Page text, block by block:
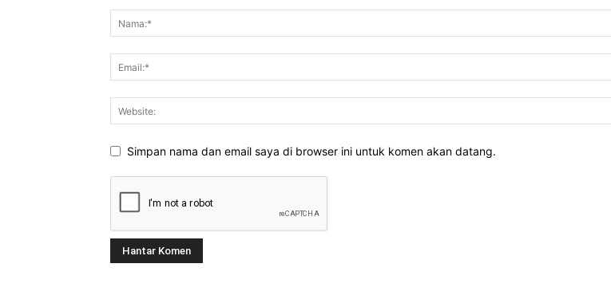
Simpan nama dan email saya di browser ini untuk komen akan datang.